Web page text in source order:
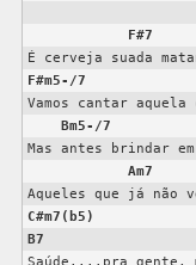
F#7
F#m5-/7
Vamos cantar
Bm5-/7
Mas antes brindar em
Am7
C#m7(b5)
B7
Saúde....pra gente,